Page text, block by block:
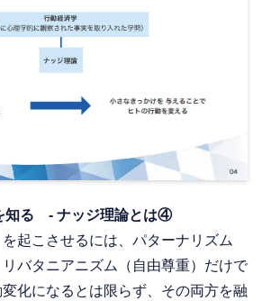
知る - ナッジ理論とは④
起こさせるには、パターナリズム
リバタニアニズム（自由尊重）だけで
化になるとは限らず、その両方を融